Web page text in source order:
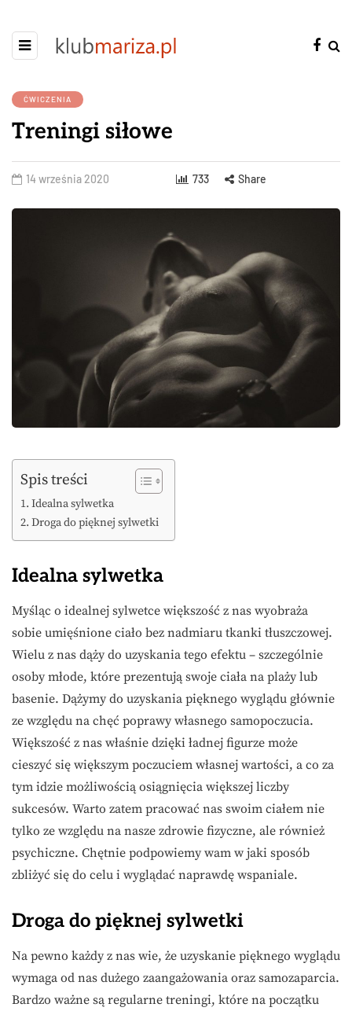
ĆWICZENIA
Treningi siłowe
14 września 2020 733 Share
Spis treści
Idealna sylwetka
Droga do pięknej sylwetki
Idealna sylwetka
Myśląc o idealnej sylwetce większość z nas wyobraża
sobie umięśnione ciało bez nadmiaru tkanki tłuszczowej.
Wielu z nas dąży do uzyskania tego efektu – szczególnie
osoby młode, które prezentują swoje ciała na plaży lub
basenie. Dążymy do uzyskania pięknego wyglądu głównie
ze względu na chęć poprawy własnego samopoczucia.
Większość z nas właśnie dzięki ładnej figurze może
cieszyć się większym poczuciem własnej wartości, a co za
tym idzie możliwością osiągnięcia większej liczby
sukcesów. Warto zatem pracować nas swoim ciałem nie
tylko ze względu na nasze zdrowie fizyczne, ale również
psychiczne. Chętnie podpowiemy wam w jaki sposób
zbliżyć się do celu i wyglądać naprawdę wspaniale.
Droga do pięknej sylwetki
Na pewno każdy z nas wie, że uzyskanie pięknego wyglądu
wymaga od nas dużego zaangażowania oraz samozaparcia.
Bardzo ważne są regularne treningi, które na początku